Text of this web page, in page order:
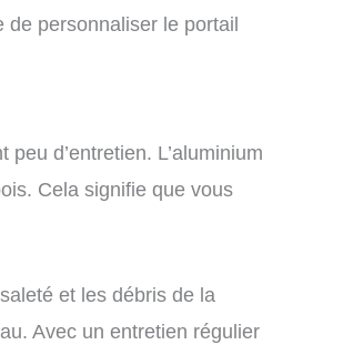
de personnaliser le portail
d’entretien. L’aluminium
Cela signifie que vous
et les débris de la
Avec un entretien régulier